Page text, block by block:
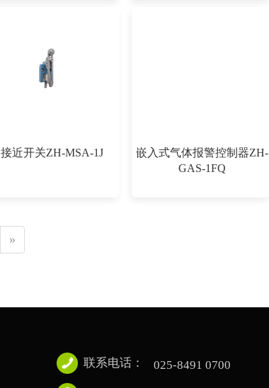
接近开关ZH-MSA-1J
嵌入式气体报警控制器ZH-
GAS-1FQ
»
联系电话： 025-8491 0700